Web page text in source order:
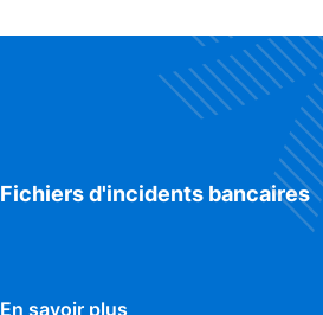
Fichiers d'incidents bancaires
En savoir plus